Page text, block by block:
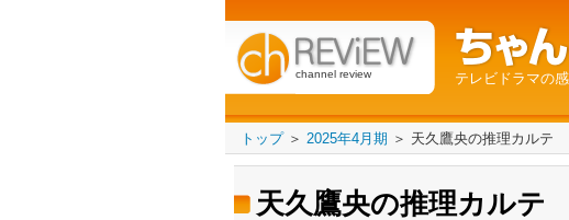
channel review テレビドラマの
トップ＞ 2025年4月期 ＞ 天久鷹央の推理カルテ
天久鷹央の推理カルテ